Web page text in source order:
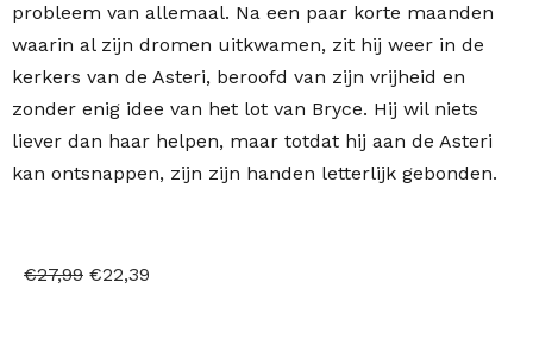
probleem van allemaal. Na een paar korte maanden
waarin al zijn dromen uitkwamen, zit hij weer in de
kerkers van de Asteri, beroofd van zijn vrijheid en
zonder enig idee van het lot van Bryce. Hij wil niets
liever dan haar helpen, maar totdat hij aan de Asteri
kan ontsnappen, zijn zijn handen letterlijk gebonden.
€27,99 Oorspronkelijke
€22,39